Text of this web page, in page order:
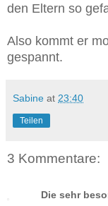
den Eltern so
Also kommt er
gespannt.
Sabine at 23:40
Teilen
3 Kommentare:
Die sehr